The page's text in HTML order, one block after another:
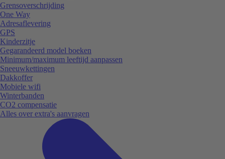
Grensoverschrijding
One Way
Adresaflevering
GPS
Kinderzitje
Gegarandeerd model boeken
Minimum/maximum leeftijd aanpassen
Sneeuwkettingen
Dakkoffer
Mobiele wifi
Winterbanden
CO2 compensatie
Alles over extra's aanvragen